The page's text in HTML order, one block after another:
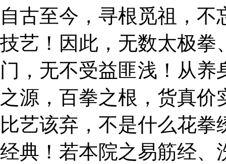
自古至今，寻根觅祖，
技艺！因此，无数太极拳
门，无不受益匪浅！从
之源，百拳之根，货真
比艺该弃，不是什么花
经典！若本院之易筋经、